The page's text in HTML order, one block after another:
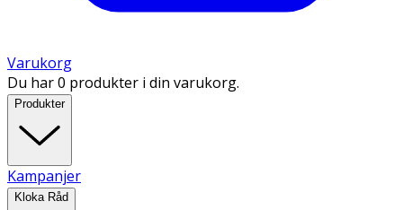
Varukorg
Du har 0 produkter i din varukorg.
Produkter
Kampanjer
Kloka Råd